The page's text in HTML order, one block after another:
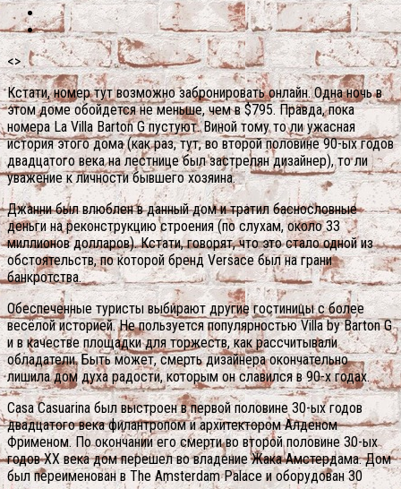
<>
Кстати, номер тут возможно забронировать онлайн. Одна ночь в
этом доме обойдется не меньше, чем в $795. Правда, пока
номера La Villa Barton G пустуют. Виной тому то ли ужасная
история этого дома (как раз, тут, во второй половине 90-ых годов
двадцатого века на лестнице был застрелян дизайнер), то ли
уважение к личности бывшего хозяина.
Джанни был влюблен в данный дом и тратил баснословные
деньги на реконструкцию строения (по слухам, около 33
миллионов долларов).Кстати, говорят, что это стало одной из
обстоятельств, по которой бренд Versace был на грани
банкротства.
Обеспеченные туристы выбирают другие гостиницы с более
весёлой историей. Не пользуется популярностью Villa by Barton G
и в качестве площадки для торжеств, как рассчитывали
обладатели. Быть может, смерть дизайнера окончательно
лишила дом духа радости, которым он славился в 90-х годах.
Casa Casuarina был выстроен в первой половине 30-ых годов
двадцатого века филантропом и архитектором Алденом
Фрименом. По окончании его смерти во второй половине 30-ых
годов XX века дом перешел во владение Жака Амстердама. Дом
был переименован в The Amsterdam Palace и оборудован 30